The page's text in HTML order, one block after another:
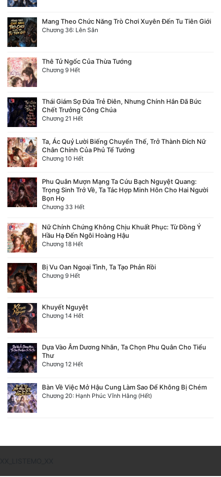
Phản Phái
Quan Trường
Quân Sự
Sảng Văn
Sắc
Sủng
Thanh Xuân
Tiên Hiệp
Tiểu Thuyết
Trinh Thám
Triều Đấu
Trùng Sinh
Trọng Sinh
Tu Chân
Tu Tiên
Tội Phạm
Vô Địch
Võ Hiệp
Võng Du
Xuyên Không
Xuyên Nhanh
Xuyên Thư
Mang Theo Chức Năng Trò Chơi Xuyên Đến Tu Tiên Giới
Chương 36: Lên Sân
Thê Tử Ngốc Của Thừa Tướng
Chương 9 Hết
Thái Giám Sợ Đứa Trẻ Điên, Nhưng Chính Hắn Đã Bức
Chết Trưởng Công Chúa
Chương 21 Hết
Ta, Ác Quỷ Lười Biếng Chuyển Thế, Trở Thành Đích Nữ
Chân Chính Của Phủ Tể Tướng
Chương 10 Hết
Phu Quân Mượn Mạng Ta Cứu Bạch Nguyệt Quang:
Trọng Sinh Trở Về, Ta Tác Hợp Minh Hôn Cho Hai Người
Bọn Họ
Chương 33 Hết
Nữ Chính Chứng Không Chịu Khuất Phục: Từ Đồng Ý
Hầu Hạ Đến Ngôi Hoàng Hậu
Chương 18 Hết
Bị Vu Oan Ngoại Tình, Ta Tạo Phản Rồi
Chương 9 Hết
Khuyết Nguyệt
Chương 14 Hết
Dựa Vào Âm Dương Nhãn, Ta Chọn Phu Quân Cho Tiểu
Thư
Chương 12 Hết
Bàn Về Việc Mở Hậu Cung Làm Sao Để Không Bị Chém
Chương 20: Hạnh Phúc Vĩnh Hằng (Hết)